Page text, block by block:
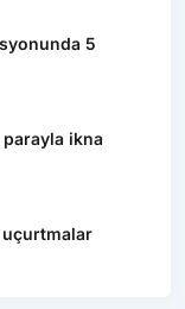
5
parayla ikna
uçurtmalar